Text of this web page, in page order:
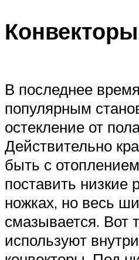
Конвекторы
В последнее
популярным
остекление от
Действительно
быть с
поставить низкие
ножках, но весь
смазывается. Вот
используют